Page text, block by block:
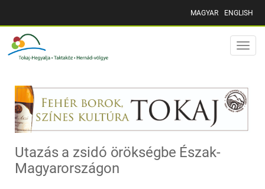
MAGYAR ENGLISH
Toggle
Utazás a zsidó örökségbe Észak-
Magyarországon